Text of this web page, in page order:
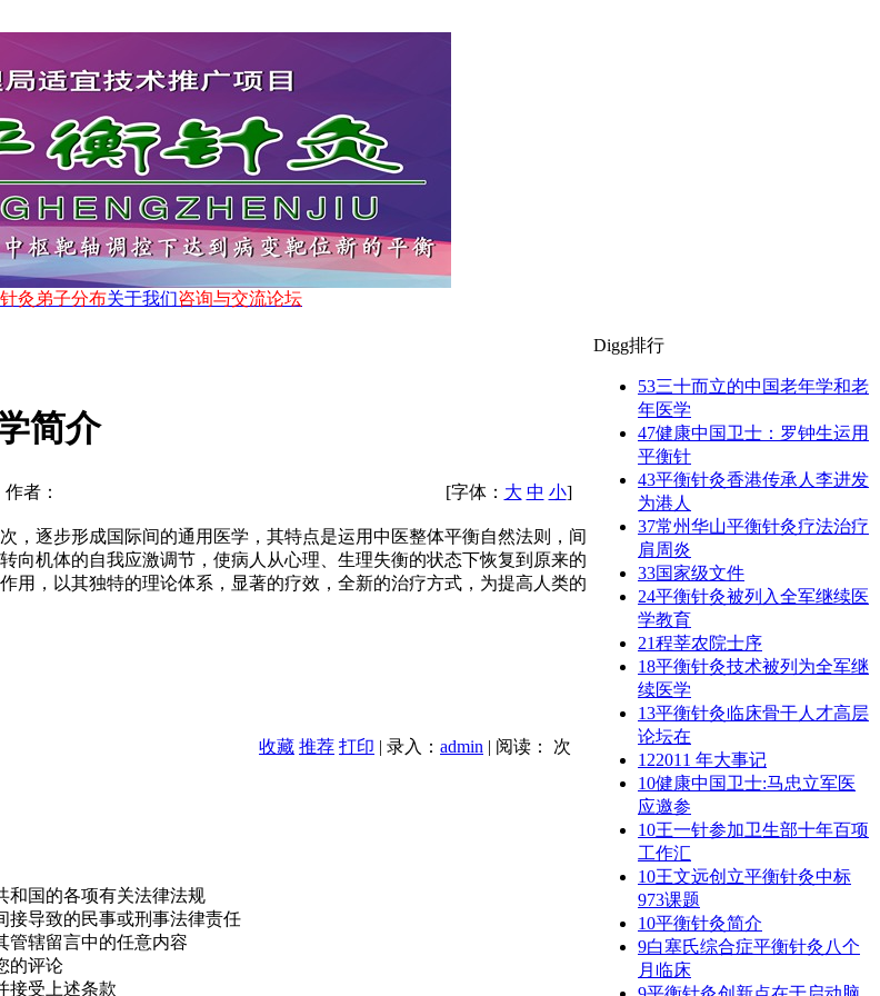
灸弟子分布关于我们咨询与交流论坛
简介
者： [字体： 大 中 小]
逐步形成国际间的通用医学，其特点是运用中医整体平衡自然法则，间
向机体的自我应激调节，使病人从心理、生理失衡的状态下恢复到原来的
用，以其独特的理论体系，显著的疗效，全新的治疗方式，为提高人类的
收藏 推荐 打印 | 录入： admin | 阅读：
次
和国的各项有关法律法规
接导致的民事或刑事法律责任
管辖留言中的任意内容
的评论
接受上述条款
Digg排行
53三十而立的中国老年学和老
年医学
47健康中国卫士：罗钟生运用
平衡针
43平衡针灸香港传承人李进发
为港人
37常州华山平衡针灸疗法治疗
肩周炎
33国家级文件
24平衡针灸被列入全军继续医
学教育
21程莘农院士序
18平衡针灸技术被列为全军继
续医学
13平衡针灸临床骨干人才高层
论坛在
122011 年大事记
10健康中国卫士:马忠立军医
应邀参
10王一针参加卫生部十年百项
工作汇
10王文远创立平衡针灸中标
973课题
10平衡针灸简介
9白塞氏综合症平衡针灸八个
月临床